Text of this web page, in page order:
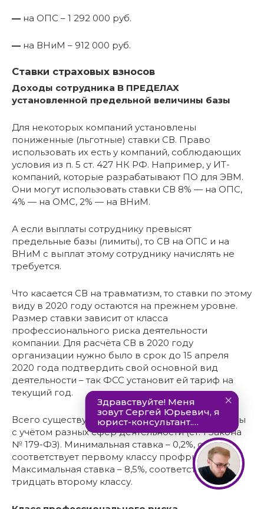
— на ОПС – 1 292 000 руб.
— на ВНиМ – 912 000 руб.
Ставки страховых взносов
Доходы сотрудника В ПРЕДЕЛАХ
установленной предельной величины базы
Для некоторых компаний установлены
пониженные (льготные) ставки СВ. Право
использовать их есть у компаний, соблюдающих
условия из п. 5 ст. 427 НК РФ. Например, у ИТ-
компаний, которые разрабатывают ПО для ЭВМ.
Они могут использовать ставки СВ 8% — на ОПС,
4% — на ОМС, 2% — на ВНиМ.
А если выплаты сотруднику превысят
предельные базы (лимиты), то СВ на ОПС и на
ВНиМ с выплат этому сотруднику начислять не
требуется.
Что касается СВ на травматизм, то ставки по этому
виду в 2020 году остаются на прежнем уровне.
Размер ставки зависит от класса
профессионального риска деятельности
компании. Для расчёта СВ в 2020 году
организации нужно было в срок до 15 апреля
2020 года подтвердить свой основной вид
деятельности – так ФСС установит ей тариф на
текущий год.
Всего существует 32 тарифа, они сформированы
с учётом разных сфер деятельности (ст. 1 Закона
№ 179-ФЗ). Минимальная ставка – 0,2%, она
соответствует первому классу профриска.
Максимальная ставка – 8,5%, соответствующая
тридцать второму классу.